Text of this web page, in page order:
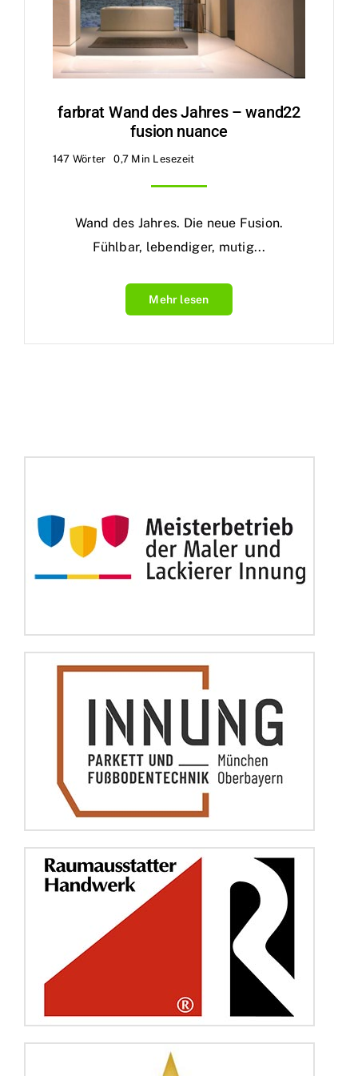
farbrat Wand des Jahres – wand22
fusion nuance
147 Wörter 0,7 Min Lesezeit
Wand des Jahres. Die neue Fusion.
Fühlbar, lebendiger, mutig...
Mehr lesen